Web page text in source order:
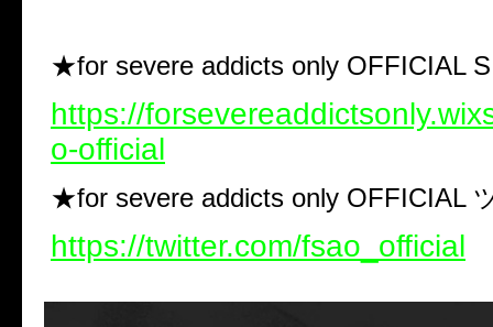
★for severe addicts only OFFICIAL
https://
o-official
★for severe addicts only OFFICIAL
https://twitter.com/fsao_official